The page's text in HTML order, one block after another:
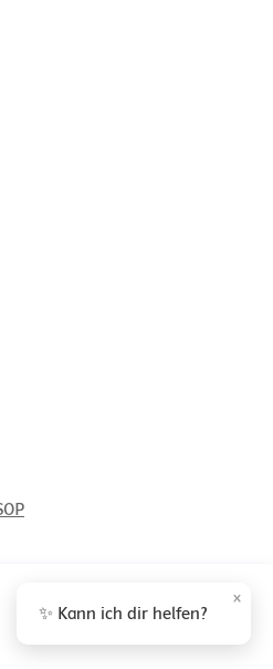
Schulbuch GmbH & Co. KG,
✨ Kann ich dir helfen?
×